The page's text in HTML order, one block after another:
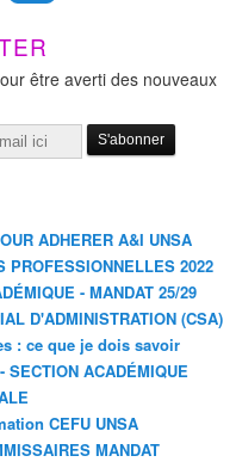
être averti des nouveaux
ADHERER A&I UNSA
PROFESSIONNELLES 2022
- MANDAT 25/29
D'ADMINISTRATION (CSA)
: ce que je dois savoir
SECTION ACADÉMIQUE
CEFU UNSA
MANDAT